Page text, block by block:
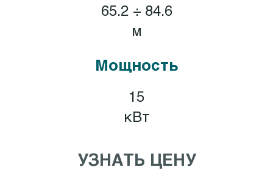
65.2 ÷ 84.6
м
Мощность
15
кВт
УЗНАТЬ ЦЕНУ